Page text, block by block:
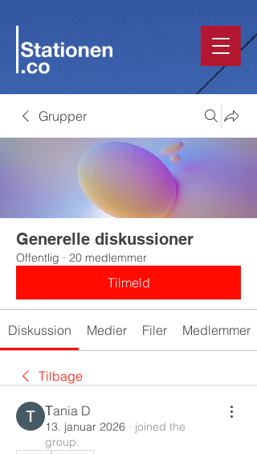
Grupper
Generelle diskussioner
Offentlig · 20 medlemmer
Tilmeld
Diskussion Medier Filer Medlemmer
Tilbage
Тania D
13. januar 2026 · joined the
group.